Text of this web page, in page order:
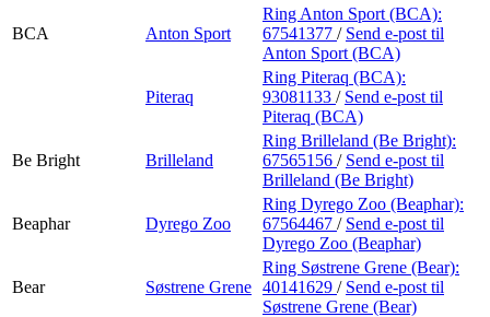
BCA Anton Sport
Ring Anton Sport (BCA):
67541377 / Send e-post til
Anton Sport (BCA)
Piteraq
Ring Piteraq (BCA):
93081133 / Send e-post til
Piteraq (BCA)
Be Bright Brilleland
Ring Brilleland (Be Bright):
67565156 / Send e-post til
Brilleland (Be Bright)
Beaphar Dyrego Zoo
Ring Dyrego Zoo (Beaphar):
67564467 / Send e-post til
Dyrego Zoo (Beaphar)
Bear Søstrene Grene
Ring Søstrene Grene (Bear):
40141629 / Send e-post til
Søstrene Grene (Bear)